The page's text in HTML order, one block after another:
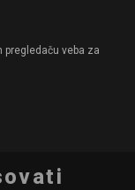
pregledaču veba za